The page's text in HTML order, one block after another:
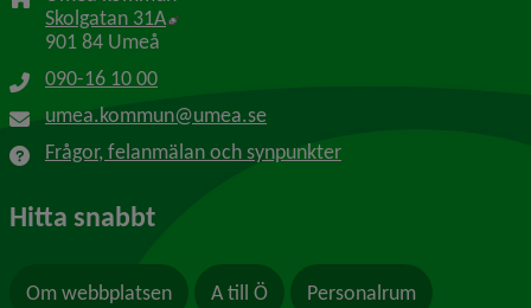
Skolgatan 31A Länk till annan webbplats, öppnas i nytt
901 84 Umeå
090-16 10 00
umea.kommun@umea.se
Frågor, felanmälan och synpunkter
Hitta snabbt
Om webbplatsen A till Ö Personalrum